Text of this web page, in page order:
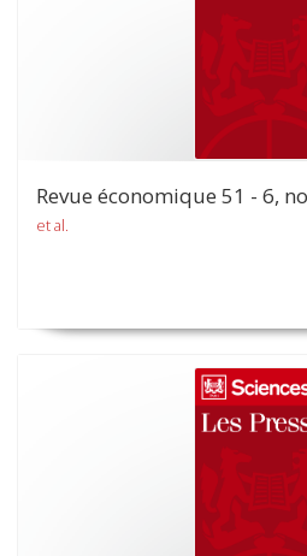
Revue économique 51 - 6,
et al.